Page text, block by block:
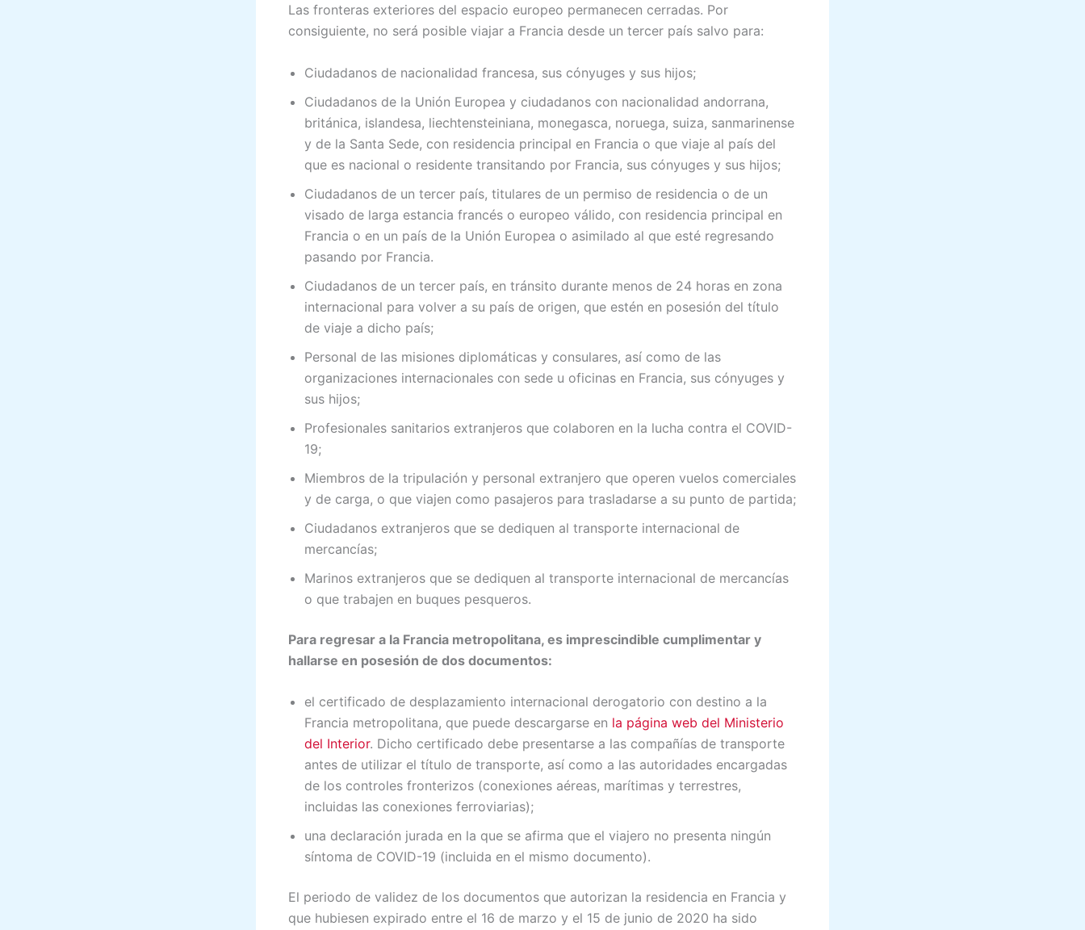
Las fronteras exteriores del espacio europeo permanecen cerradas. Por
consiguiente, no será posible viajar a Francia desde un tercer país salvo para:
Ciudadanos de nacionalidad francesa, sus cónyuges y sus hijos;
Ciudadanos de la Unión Europea y ciudadanos con nacionalidad andorrana,
británica, islandesa, liechtensteiniana, monegasca, noruega, suiza, sanmarinense
y de la Santa Sede, con residencia principal en Francia o que viaje al país del
que es nacional o residente transitando por Francia, sus cónyuges y sus hijos;
Ciudadanos de un tercer país, titulares de un permiso de residencia o de un
visado de larga estancia francés o europeo válido, con residencia principal en
Francia o en un país de la Unión Europea o asimilado al que esté regresando
pasando por Francia.
Ciudadanos de un tercer país, en tránsito durante menos de 24 horas en zona
internacional para volver a su país de origen, que estén en posesión del título
de viaje a dicho país;
Personal de las misiones diplomáticas y consulares, así como de las
organizaciones internacionales con sede u oficinas en Francia, sus cónyuges y
sus hijos;
Profesionales sanitarios extranjeros que colaboren en la lucha contra el COVID-
19;
Miembros de la tripulación y personal extranjero que operen vuelos comerciales
y de carga, o que viajen como pasajeros para trasladarse a su punto de partida;
Ciudadanos extranjeros que se dediquen al transporte internacional de
mercancías;
Marinos extranjeros que se dediquen al transporte internacional de mercancías
o que trabajen en buques pesqueros.
Para regresar a la Francia metropolitana, es imprescindible cumplimentar y
hallarse en posesión de dos documentos:
el certificado de desplazamiento internacional derogatorio con destino a la
Francia metropolitana, que puede descargarse en la página web del Ministerio
del Interior. Dicho certificado debe presentarse a las compañías de transporte
antes de utilizar el título de transporte, así como a las autoridades encargadas
de los controles fronterizos (conexiones aéreas, marítimas y terrestres,
incluidas las conexiones ferroviarias);
una declaración jurada en la que se afirma que el viajero no presenta ningún
síntoma de COVID-19 (incluida en el mismo documento).
El periodo de validez de los documentos que autorizan la residencia en Francia y
que hubiesen expirado entre el 16 de marzo y el 15 de junio de 2020 ha sido